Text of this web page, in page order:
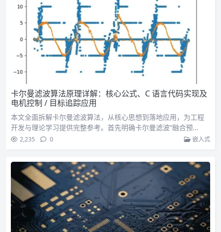
卡尔曼滤波算法原理详解：核心公式、C 语言代码实现及
电机控制 / 目标追踪应用
本文全面拆解卡尔曼滤波算法，从核心思想到落地应用，为工程
开发与理论学习提供完整参考。首先明确卡尔曼滤波“融合预…
2,235 0 嵌入式